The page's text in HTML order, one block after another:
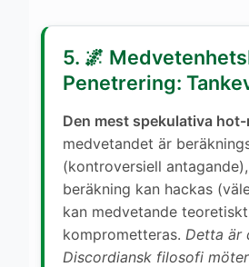
5. 🌌
Penetrering:
Den mest spekulativa
medvetandet är
(kontroversiell
beräkning kan hackas
kan medvetande teoretiskt
komprometteras. Detta är
Discordiansk filosofi möter